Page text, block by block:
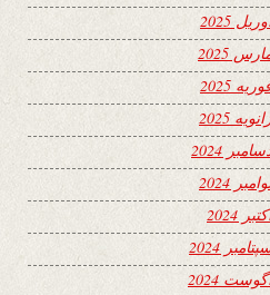
2025
2025
2025
2025
2024
2024
2024
2024
2024